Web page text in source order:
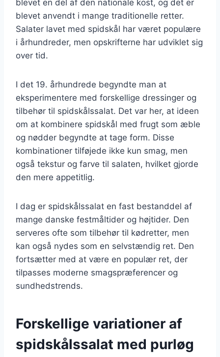
blevet en del af den nationale kost, og det er
blevet anvendt i mange traditionelle retter.
Salater lavet med spidskål har været populære
i århundreder, men opskrifterne har udviklet sig
over tid.
I det 19. århundrede begyndte man at
eksperimentere med forskellige dressinger og
tilbehør til spidskålssalat. Det var her, at ideen
om at kombinere spidskål med frugt som æble
og nødder begyndte at tage form. Disse
kombinationer tilføjede ikke kun smag, men
også tekstur og farve til salaten, hvilket gjorde
den mere appetitlig.
I dag er spidskålssalat en fast bestanddel af
mange danske festmåltider og højtider. Den
serveres ofte som tilbehør til kødretter, men
kan også nydes som en selvstændig ret. Den
fortsætter med at være en populær ret, der
tilpasses moderne smagspræferencer og
sundhedstrends.
Forskellige variationer af
spidskålssalat med purløg